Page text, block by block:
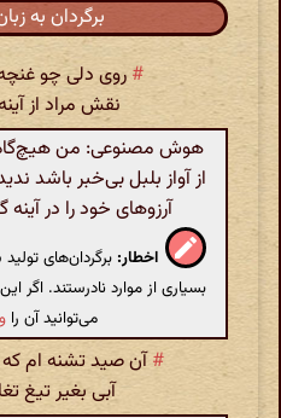
برگردان به
# روی دلی چو
نقش مراد از
هوش مصنوعی: من هیچ‌گاه
از آواز بلبل بی‌خبر باشد
آرزوهای خود را در
اخطار: برگردان‌های
بسیاری از موارد نادرستند. اگر
می‌توانید آن را
#آن صید تشنه ام
آبی بغیر تیغ